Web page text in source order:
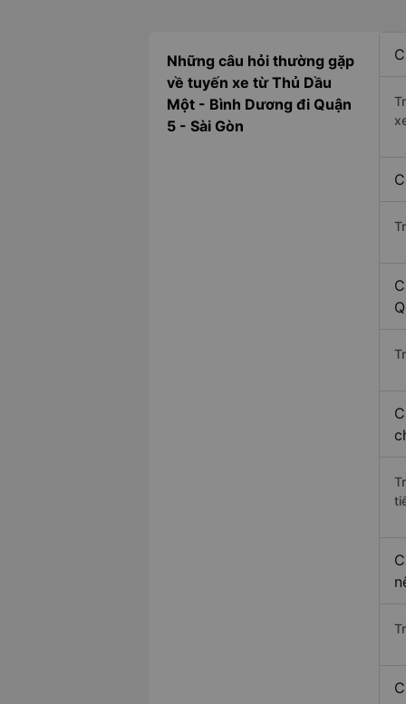
Những câu hỏi thường gặp
về tuyến xe từ Thủ Dầu
Một - Bình Dương đi Quận
5 - Sài Gòn